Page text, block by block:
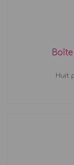
Huit